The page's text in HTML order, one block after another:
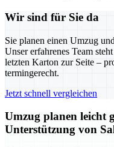
Wir sind für Sie da
Sie planen einen Umzug
Unser erfahrenes Team
letzten Karton zur Seite –
termingerecht.
Jetzt schnell vergleichen
Umzug planen leicht
Unterstützung von